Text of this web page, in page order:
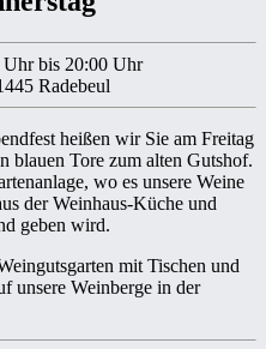
Uhr bis 20:00 Uhr
Radebeul
heißen wir Sie am Freitag
blauen Tore zum alten Gutshof.
wo es unsere Weine
der Weinhaus-Küche und
geben wird.
mit Tischen und
unsere Weinberge in der